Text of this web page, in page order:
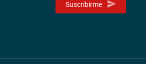
Suscribirme